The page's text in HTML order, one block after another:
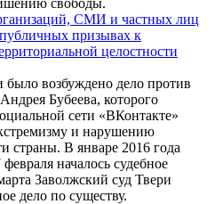
СМИ и частных лиц
публичных призывах к
целостности
было возбуждено дело против
Бубеева, которого
сети «ВКонтакте»
и нарушению
страны. В январе 2016 года
началось судебное
Заволжский суд Твери
дело по существу.